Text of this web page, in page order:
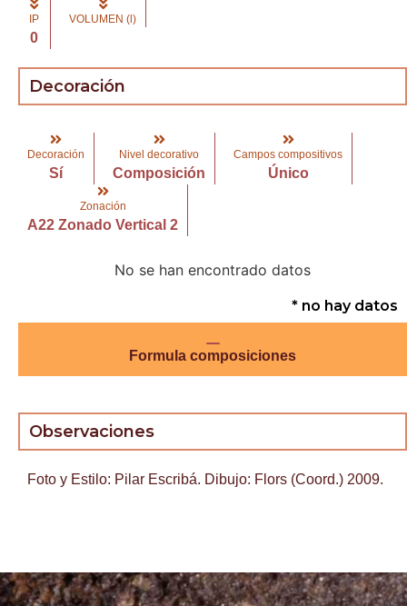
IP
0
VOLUMEN (l)
Decoración
Decoración
Sí
Nivel decorativo
Composición
Campos compositivos
Único
Zonación
A22 Zonado Vertical 2
No se han encontrado datos
* no hay datos
Formula composiciones
Observaciones
Foto y Estilo: Pilar Escribá. Dibujo: Flors (Coord.) 2009.